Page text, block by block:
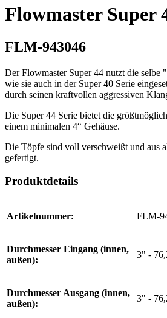
Flowmaster Super
FLM-943046
Der Flowmaster Super 44 nutzt die
wie sie auch in der Super 40 Serie
durch seinen kraftvollen aggressiven
Die Super 44 Serie bietet die
einem minimalen 4“ Gehäuse.
Die Töpfe sind voll verschweißt und aus
gefertigt.
Produktdetails
Artikelnummer: FLM-
Durchmesser Eingang (innen,
außen):
3" -
Durchmesser Ausgang (innen,
außen):
3" -